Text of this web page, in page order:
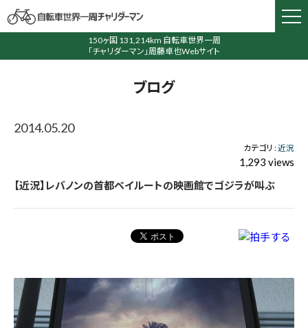
150ヶ国 131,214km 自転車世界一周
「チャリダーマン」周藤卓也Webサイト
ブログ
2014.05.20
カテゴリ :近況
1,293 views
【近況】レバノンの首都ベイルートの映画館でゴジラが叫ぶ